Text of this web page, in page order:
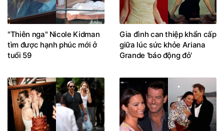
"Thiên nga" Nicole Kidman
tìm được hạnh phúc mới ở
tuổi 59
Gia đình can thiệp khẩn cấp
giữa lúc sức khỏe Ariana
Grande 'báo động đỏ'